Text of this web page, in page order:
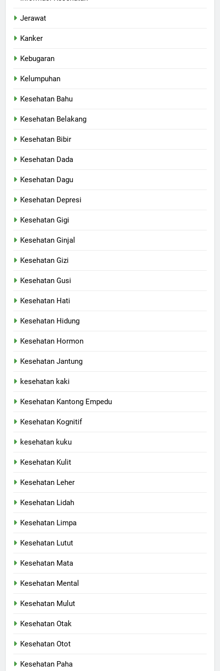
Jerawat
Kanker
Kebugaran
Kelumpuhan
Kesehatan Bahu
Kesehatan Belakang
Kesehatan Bibir
Kesehatan Dada
Kesehatan Dagu
Kesehatan Depresi
Kesehatan Gigi
Kesehatan Ginjal
Kesehatan Gizi
Kesehatan Gusi
Kesehatan Hati
Kesehatan Hidung
Kesehatan Hormon
Kesehatan Jantung
kesehatan kaki
Kesehatan Kantong Empedu
Kesehatan Kognitif
kesehatan kuku
Kesehatan Kulit
Kesehatan Leher
Kesehatan Lidah
Kesehatan Limpa
Kesehatan Lutut
Kesehatan Mata
Kesehatan Mental
Kesehatan Mulut
Kesehatan Otak
Kesehatan Otot
Kesehatan Paha